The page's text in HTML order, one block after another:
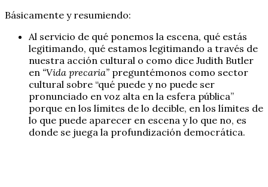
Básicamente y resumiendo:
Al servicio de qué ponemos la escena, qué estás
legitimando, qué estamos legitimando a través de
nuestra acción cultural o como dice Judith Butler
en “Vida precaria” preguntémonos como sector
cultural sobre “qué puede y no puede ser
pronunciado en voz alta en la esfera pública”
porque en los límites de lo decible, en los límites de
lo que puede aparecer en escena y lo que no, es
donde se juega la profundización democrática.